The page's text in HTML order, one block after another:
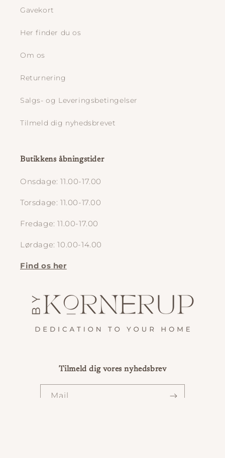
Gavekort
Her finder du os
Om os
Returnering
Salgs- og Leveringsbetingelser
Tilmeld dig nyhedsbrevet
Butikkens åbningstider
Onsdage: 11.00-17.00
Torsdage: 11.00-17.00
Fredage: 11.00-17.00
Lørdage: 10.00-14.00
Find os her
Tilmeld dig vores nyhedsbrev
Mail